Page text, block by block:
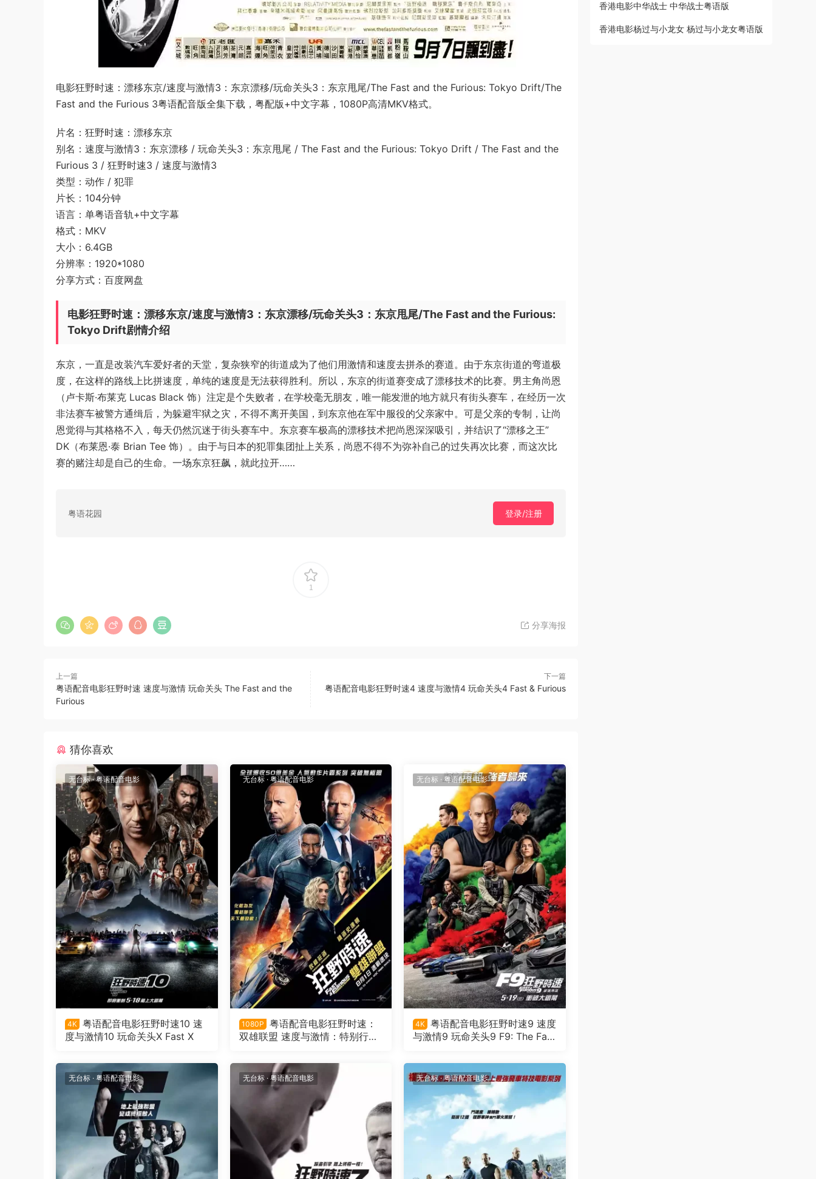
电影狂野时速：漂移东京/速度与激情3：东京漂移/玩命关头3：东京甩尾/The Fast and the Furious: Tokyo Drift/The
Fast and the Furious 3粤语配音版全集下载，粤配版+中文字幕，1080P高清MKV格式。
片名：狂野时速：漂移东京
别名：速度与激情3：东京漂移 / 玩命关头3：东京甩尾 / The Fast and the Furious: Tokyo Drift / The Fast and the
Furious 3 / 狂野时速3 / 速度与激情3
类型：动作 / 犯罪
片长：104分钟
语言：单粤语音轨+中文字幕
格式：MKV
大小：6.4GB
分辨率：1920*1080
分享方式：百度网盘
电影狂野时速：漂移东京/速度与激情3：东京漂移/玩命关头3：东京甩尾/The Fast and the Furious:
Tokyo Drift剧情介绍
东京，一直是改装汽车爱好者的天堂，复杂狭窄的街道成为了他们用激情和速度去拼杀的赛道。由于东京街道的弯道极
度，在这样的路线上比拼速度，单纯的速度是无法获得胜利。所以，东京的街道赛变成了漂移技术的比赛。男主角尚恩
（卢卡斯·布莱克 Lucas Black 饰）注定是个失败者，在学校毫无朋友，唯一能发泄的地方就只有街头赛车，在经历一次
非法赛车被警方通缉后，为躲避牢狱之灾，不得不离开美国，到东京他在军中服役的父亲家中。可是父亲的专制，让尚
恩觉得与其格格不入，每天仍然沉迷于街头赛车中。东京赛车极高的漂移技术把尚恩深深吸引，并结识了“漂移之王”
DK（布莱恩·泰 Brian Tee 饰）。由于与日本的犯罪集团扯上关系，尚恩不得不为弥补自己的过失再次比赛，而这次比
赛的赌注却是自己的生命。一场东京狂飙，就此拉开……
粤语花园 登录/注册
1
分享海报
上一篇
粤语配音电影狂野时速 速度与激情 玩命关头 The Fast and the
Furious
下一篇
粤语配音电影狂野时速4 速度与激情4 玩命关头4 Fast & Furious
猜你喜欢
无台标·粤语配音电影
4K 粤语配音电影狂野时速10 速
度与激情10 玩命关头X Fast X
无台标· 粤语配音电影
1080P
粤语配音电影狂野时速：
双雄联盟 速度与激情：特别行动
ous Presents: Hobbs & Shaw
无台标 ·粤语配音电影
4K
粤语配音电影狂野时速9 速度
与激情9 玩命关头9 F9: The Fast
无台标 · 粤语配音电影 无台标· 粤语配音电影 无台标·粤语配音电影
香港电影中华战士 中华战士粤语版
香港电影杨过与小龙女 杨过与小龙女粤语版